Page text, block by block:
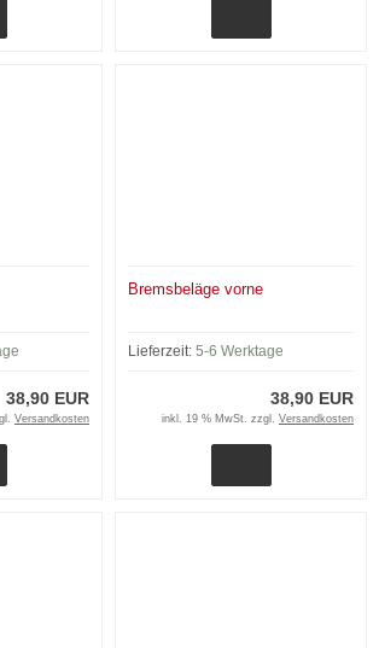
38,90 EUR
Versandkosten
Bremsbeläge vorne
Lieferzeit: 5-6 Werktage
38,90 EUR
inkl. 19 % MwSt. zzgl. Versandkosten